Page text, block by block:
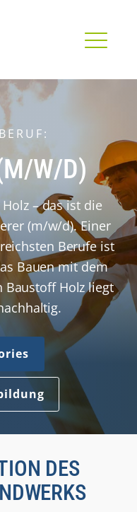
W/D)
– das ist die
(m/w/d). Einer
Berufe ist
Bauen mit dem
Baustoff Holz liegt
DES